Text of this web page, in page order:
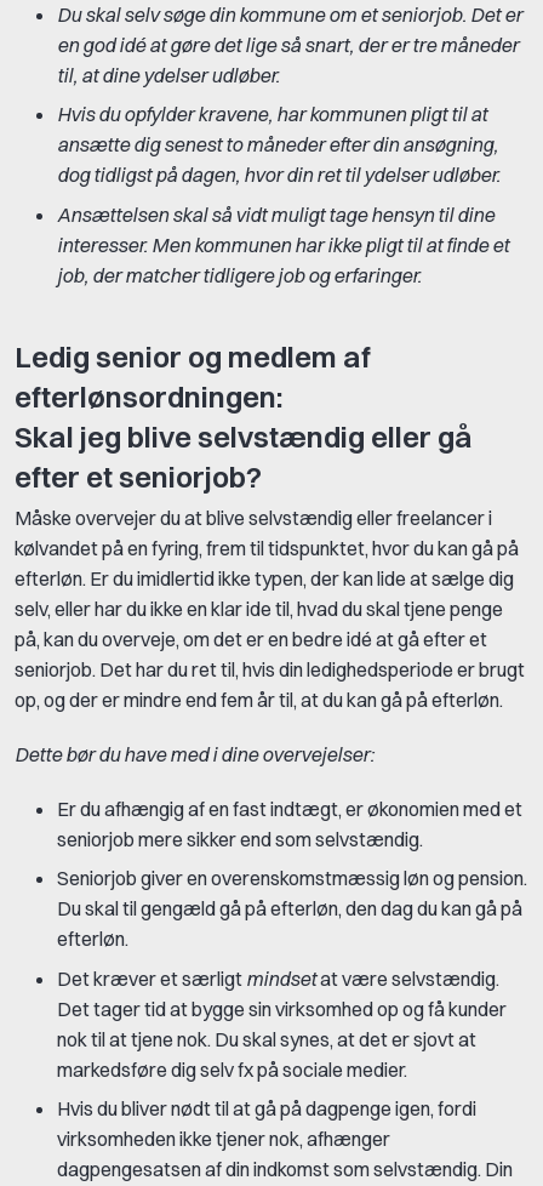
Du skal selv søge din kommune om et seniorjob. Det er
en god idé at gøre det lige så snart, der er tre måneder
til, at dine ydelser udløber.
Hvis du opfylder kravene, har kommunen pligt til at
ansætte dig senest to måneder efter din ansøgning,
dog tidligst på dagen, hvor din ret til ydelser udløber.
Ansættelsen skal så vidt muligt tage hensyn til dine
interesser. Men kommunen har ikke pligt til at finde et
job, der matcher tidligere job og erfaringer.
Ledig senior og medlem af
efterlønsordningen:
Skal jeg blive selvstændig eller gå
efter et seniorjob?
Måske overvejer du at blive selvstændig eller freelancer i
kølvandet på en fyring, frem til tidspunktet, hvor du kan gå på
efterløn. Er du imidlertid ikke typen, der kan lide at sælge dig
selv, eller har du ikke en klar ide til, hvad du skal tjene penge
på, kan du overveje, om det er en bedre idé at gå efter et
seniorjob. Det har du ret til, hvis din ledighedsperiode er brugt
op, og der er mindre end fem år til, at du kan gå på efterløn.
Dette bør du have med i dine overvejelser:
Er du afhængig af en fast indtægt, er økonomien med et
seniorjob mere sikker end som selvstændig.
Seniorjob giver en overenskomstmæssig løn og pension.
Du skal til gengæld gå på efterløn, den dag du kan gå på
efterløn.
Det kræver et særligt mindsetat være selvstændig.
Det tager tid at bygge sin virksomhed op og få kunder
nok til at tjene nok. Du skal synes, at det er sjovt at
markedsføre dig selv fx på sociale medier.
Hvis du bliver nødt til at gå på dagpenge igen, fordi
virksomheden ikke tjener nok, afhænger
dagpengesatsen af din indkomst som selvstændig. Din